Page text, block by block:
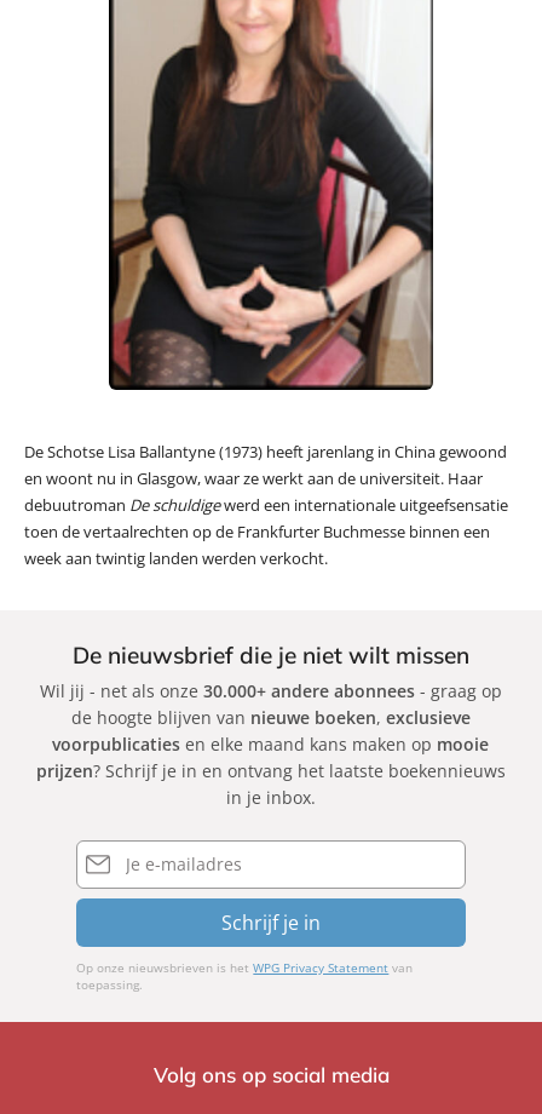
De Schotse Lisa Ballantyne (1973) heeft jarenlang in China gewoond
en woont nu in Glasgow, waar ze werkt aan de universiteit. Haar
debuutroman De schuldigewerd een internationale uitgeefsensatie
toen de vertaalrechten op de Frankfurter Buchmesse binnen een
week aan twintig landen werden verkocht.
De nieuwsbrief die je niet wilt missen
Wil jij - net als onze 30.000+ andere abonnees- graag op
de hoogte blijven van nieuwe boeken, exclusieve
voorpublicaties en elke maand kans maken op mooie
prijzen? Schrijf je in en ontvang het laatste boekennieuws
in je inbox.
E-
mailadres
Schrijf je in
Op onze nieuwsbrieven is hetWPG Privacy Statement van
toepassing.
Volg ons op social media